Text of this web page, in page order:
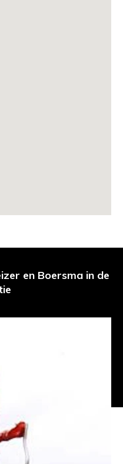
en Boersma in de